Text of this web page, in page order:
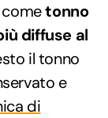
cometonno
diffuse al
il tonno
e
di